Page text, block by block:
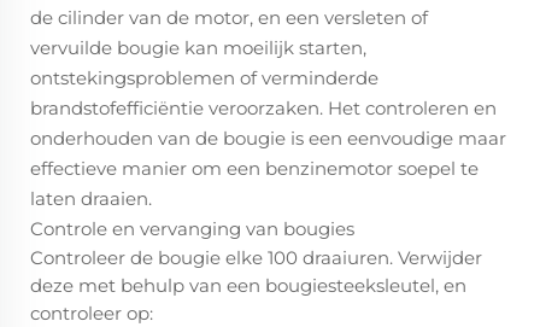
de cilinder van de motor, en een versleten of
vervuilde bougie kan moeilijk starten,
ontstekingsproblemen of verminderde
brandstofefficiëntie veroorzaken. Het controleren en
onderhouden van de bougie is een eenvoudige maar
effectieve manier om een benzinemotor soepel te
laten draaien.
Controle en vervanging van bougies
Controleer de bougie elke 100 draaiuren. Verwijder
deze met behulp van een bougiesteeksleutel, en
controleer op: